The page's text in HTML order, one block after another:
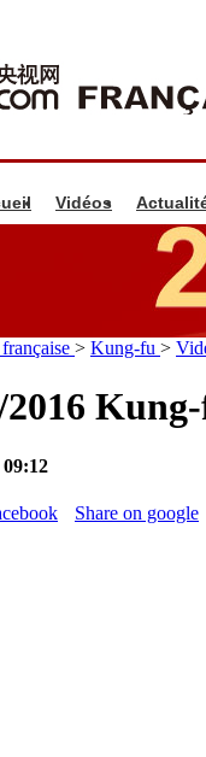
Vidéos
> Kung-fu >
2016
09:12
Share on google